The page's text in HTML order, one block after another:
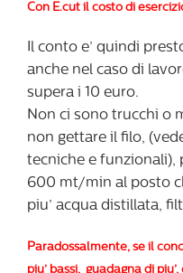
Con E.cut il costo di
Il conto e’ quindi
anche nel caso di
supera i 10 euro.
Non ci sono trucchi o
non gettare il filo,
tecniche e funzionali),
600 mt/min al posto
piu’ acqua distillata,
Paradossalmente, se il
piu’ bassi, guadagna di